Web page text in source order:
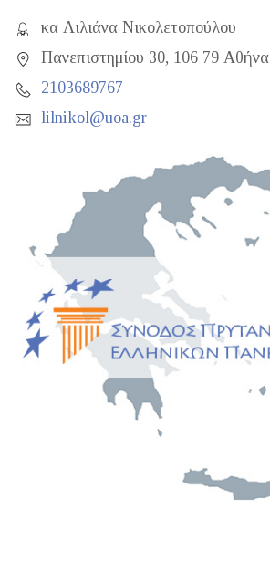
κα Λιλιάνα Νικολετοπούλου
Πανεπιστημίου 30, 106 79 Αθήνα
2103689767
lilnikol@uoa.gr